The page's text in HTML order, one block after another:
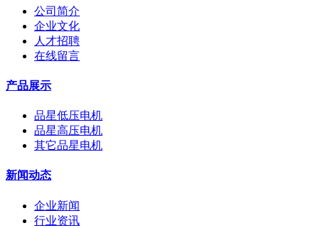
公司简介
企业文化
人才招聘
在线留言
产品展示
品星低压电机
品星高压电机
其它品星电机
新闻动态
企业新闻
行业资讯